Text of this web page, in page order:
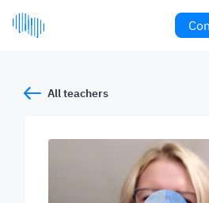
All teachers